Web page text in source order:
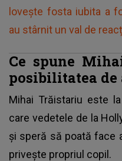
lovește fosta iubita a
au stârnit un val de
Ce spune
posibilitatea de
Mihai Trăistariu este
care vedetele de la
și speră să poată face
privește propriul copil.